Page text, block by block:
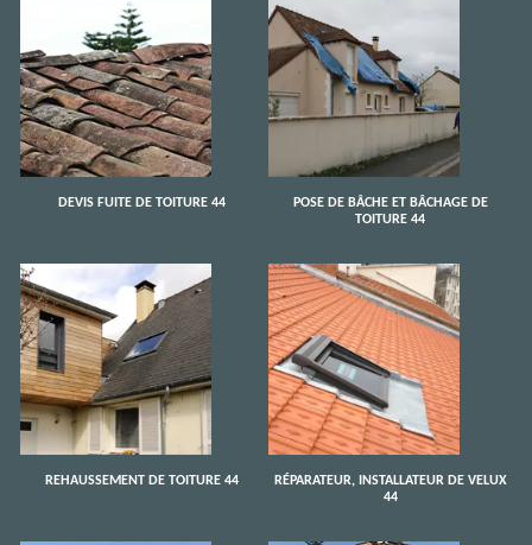
DEVIS FUITE DE TOITURE 44
POSE DE BÂCHE ET BÂCHAGE DE
TOITURE 44
REHAUSSEMENT DE TOITURE 44
RÉPARATEUR, INSTALLATEUR DE VELUX
44